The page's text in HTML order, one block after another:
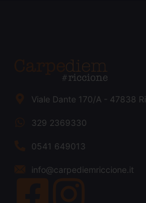
Viale Dante 170/A - 47838
329 2369330
0541 649013
info@carpediemriccione.it